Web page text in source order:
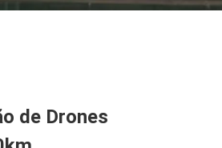
de Drones